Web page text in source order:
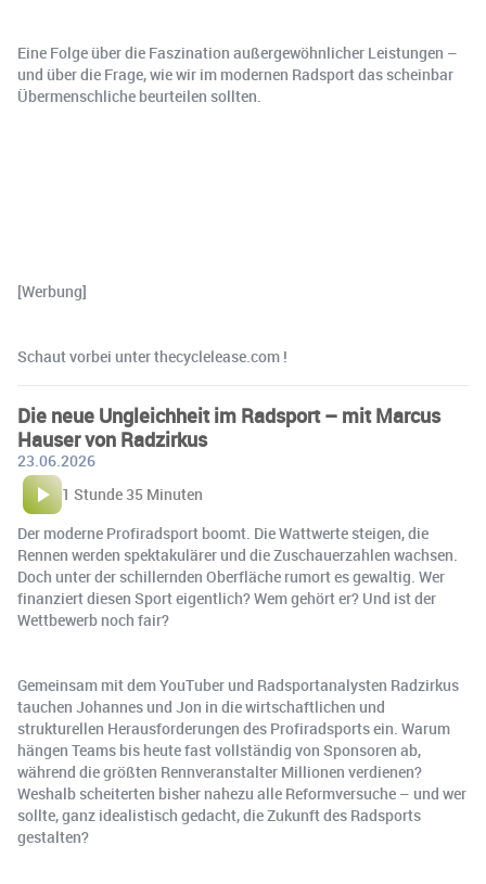
Eine Folge über die Faszination außergewöhnlicher Leistungen –
und über die Frage, wie wir im modernen Radsport das scheinbar
Übermenschliche beurteilen sollten.
[Werbung]
Schaut vorbei unter thecyclelease.com !
Die neue Ungleichheit im Radsport – mit Marcus
Hauser von Radzirkus
23.06.2026
1 Stunde 35 Minuten
Der moderne Profiradsport boomt. Die Wattwerte steigen, die
Rennen werden spektakulärer und die Zuschauerzahlen wachsen.
Doch unter der schillernden Oberfläche rumort es gewaltig. Wer
finanziert diesen Sport eigentlich? Wem gehört er? Und ist der
Wettbewerb noch fair?
Gemeinsam mit dem YouTuber und Radsportanalysten Radzirkus
tauchen Johannes und Jon in die wirtschaftlichen und
strukturellen Herausforderungen des Profiradsports ein. Warum
hängen Teams bis heute fast vollständig von Sponsoren ab,
während die größten Rennveranstalter Millionen verdienen?
Weshalb scheiterten bisher nahezu alle Reformversuche – und wer
sollte, ganz idealistisch gedacht, die Zukunft des Radsports
gestalten?